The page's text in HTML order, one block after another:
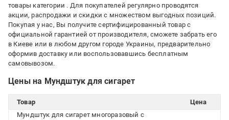
товары категории . Для покупателей регулярно проводятся
акции, распродажи и скидки с множеством выгодных позиций.
Покупая у нас, Вы получите сертифицированный товар с
официальной гарантией от производителя, сможете забрать его
в Киеве или в любом другом городе Украины, предварительно
оформив доставку или воспользовавшись бесплатным
самовывозом.
Цены на Мундштук для сигарет
Товар
Цена
Мундштук для сигарет многоразовый с